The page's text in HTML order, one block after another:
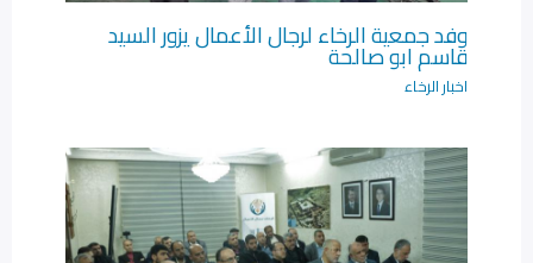
وفد جمعية الرخاء لرجال الأعمال يزور السيد
قاسم ابو صالحة
اخبار الرخاء